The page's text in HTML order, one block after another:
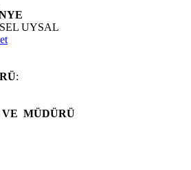
UYSAL
:
VE MÜDÜRÜ